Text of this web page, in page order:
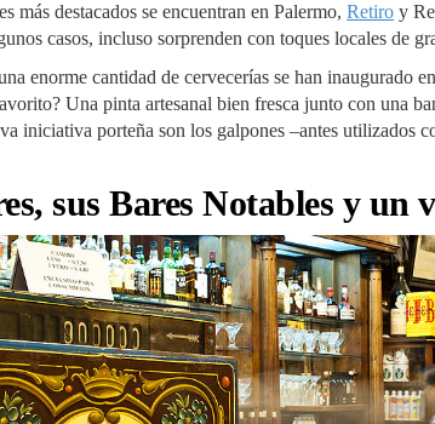
más destacados se encuentran en Palermo, Retiro y
casos, incluso sorprenden con toques locales de
enorme cantidad de cervecerías se han inaugurado
Una pinta artesanal bien fresca junto con una
iniciativa porteña son los galpones –antes utilizados
sus Bares Notables y un